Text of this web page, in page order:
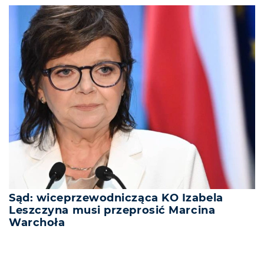
Sąd: wiceprzewodnicząca KO Izabela
Leszczyna musi przeprosić Marcina
Warchoła